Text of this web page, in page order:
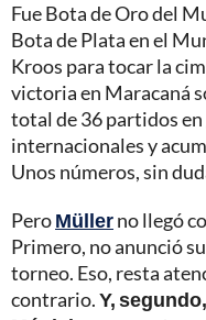
Fue Bota de Oro del
Bota de Plata en el
Kroos para tocar la
victoria en Maracaná
total de 36 partidos
internacionales y
Unos números, sin
PeroMüllerno llegó
Primero, no anunció
torneo. Eso, resta
contrario.Y,